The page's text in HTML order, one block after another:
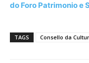
do Foro Patrimonio e
TAGS Consello da